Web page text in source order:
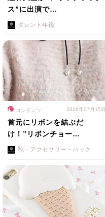
ス”に出演で…
タレント年鑑
コンテンツ 2016年07月15日
首元にリボンを結ぶだ
け！”リボンチョー…
靴・アクセサリー・バック